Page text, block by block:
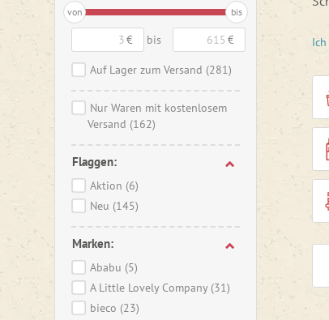
von bis
€ bis €
Auf Lager zum Versand (281)
Nur Waren mit kostenlosem
Versand (162)
Flaggen:
Aktion (6)
Neu (145)
Marken:
Ababu (5)
A Little Lovely Company (31)
bieco (23)